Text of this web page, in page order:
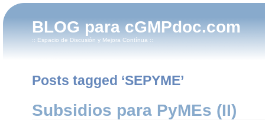
BLOG para cGMPdoc.com
:: Espacio de Discusión y Mejora Contínua ::
Posts tagged ‘SEPYME’
Subsidios para PyMEs (II)